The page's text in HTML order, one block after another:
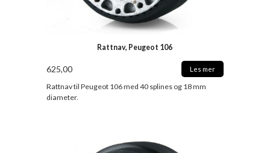
Rattnav, Peugeot 106
625,00 Les mer
Rattnav til Peugeot 106 med 40 splines og 18 mm
diameter.